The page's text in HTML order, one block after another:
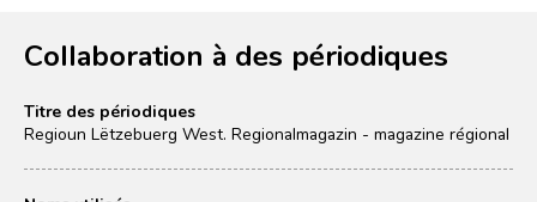
Collaboration à des périodiques
Titre des périodiques
Regioun Lëtzebuerg West. Regionalmagazin - magazine régional